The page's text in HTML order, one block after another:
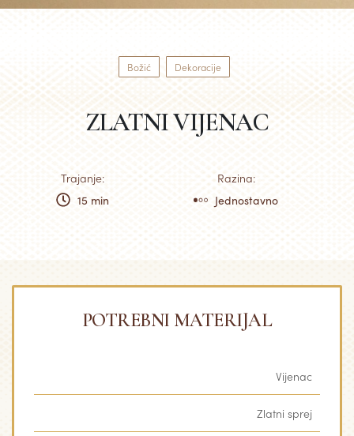
Božić Dekoracije
ZLATNI VIJENAC
Trajanje:
Razina:
15 min
Jednostavno
POTREBNI MATERIJAL
Vijenac
Zlatni sprej